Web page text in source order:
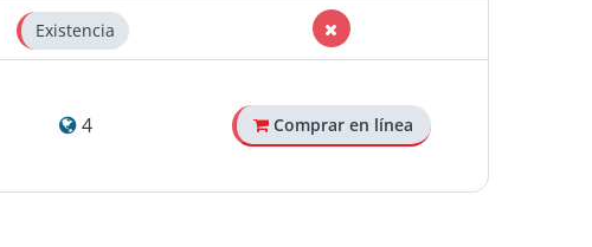
Existencia
4 Comprar en línea